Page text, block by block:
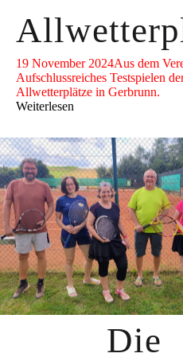
19 November 2024Aus dem
Aufschlussreiches Testspielen
Allwetterplätze in Gerbrunn.
Weiterlesen
Die